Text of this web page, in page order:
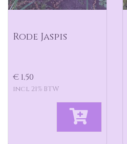
Rode Jaspis
€ 1,50
incl 21% BTW